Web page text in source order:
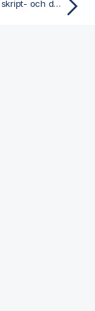
indaytotime - skript- och diagramfunktion